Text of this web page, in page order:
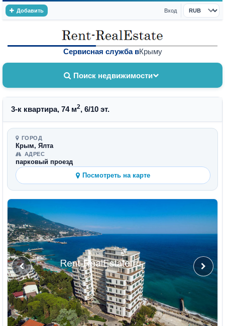
Добавить Вход
Валюта
Сервисная служба вКрыму
Поиск недвижимости
3-к квартира, 74 м2, 6/10 эт.
ГОРОД
Крым, Ялта
АДРЕС
парковый проезд
Посмотреть на карте